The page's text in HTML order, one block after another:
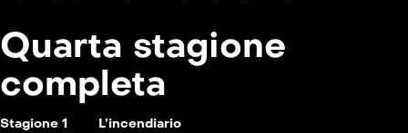
La ruota di scorta
Quarta stagione
completa
Stagione 1 L’incendiario